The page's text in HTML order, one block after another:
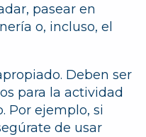
pasear en
o, incluso, el
Deben ser
para la actividad
Por ejemplo, si
de usar